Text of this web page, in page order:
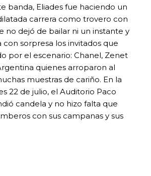
banda, Eliades fue haciendo un
carrera como trovero con
no dejó de bailar ni un instante y
sorpresa los invitados que
por el escenario: Chanel, Zenet
quienes arroparon al
muestras de cariño. En la
22 de julio, el Auditorio Paco
candela y no hizo falta que
con sus campanas y sus